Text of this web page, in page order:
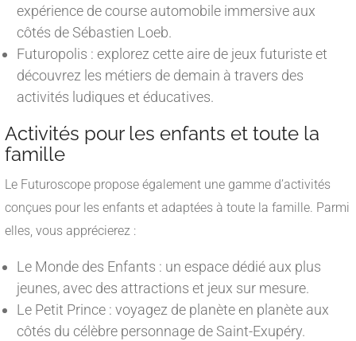
expérience de course automobile immersive aux
côtés de Sébastien Loeb.
Futuropolis : explorez cette aire de jeux futuriste et
découvrez les métiers de demain à travers des
activités ludiques et éducatives.
Activités pour les enfants et toute la
famille
Le Futuroscope propose également une gamme d’activités
conçues pour les enfants et adaptées à toute la famille. Parmi
elles, vous apprécierez :
Le Monde des Enfants : un espace dédié aux plus
jeunes, avec des attractions et jeux sur mesure.
Le Petit Prince : voyagez de planète en planète aux
côtés du célèbre personnage de Saint-Exupéry.